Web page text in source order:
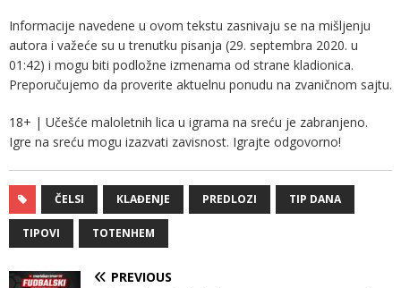
Informacije navedene u ovom tekstu zasnivaju se na mišljenju
autora i važeće su u trenutku pisanja (29. septembra 2020. u
01:42) i mogu biti podložne izmenama od strane kladionica.
Preporučujemo da proverite aktuelnu ponudu na zvaničnom sajtu.
18+ | Učešće maloletnih lica u igrama na sreću je zabranjeno.
Igre na sreću mogu izazvati zavisnost. Igrajte odgovorno!
ČELSI KLAĐENJE PREDLOZI TIP DANA
TIPOVI TOTENHEM
PREVIOUS